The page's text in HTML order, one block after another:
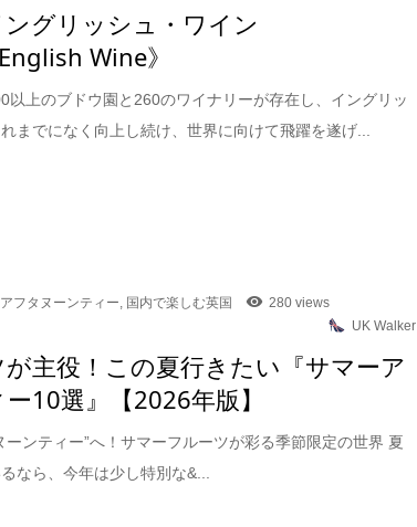
グリッシュ・ワイン
Wine》
以上のブドウ園と260のワイナリーが存在し、イングリッ
までになく向上し続け、世界に向けて飛躍を遂げ...
フタヌーンティー, 国内で楽しむ英国
280 views
UK Walker
主役！この夏行きたい『サマーア
10選』【2026年版】
ーンティー”へ！サマーフルーツが彩る季節限定の世界 夏
なら、今年は少し特別な&...